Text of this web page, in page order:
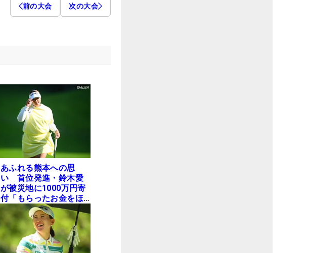
前の大会 次の大会
あふれる熊本への思
い 首位発進・鈴木愛
が被災地に1000万円寄
付「もらったお金をほ
かの人に」